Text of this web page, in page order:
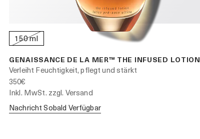
150 ml
GENAISSANCE DE LA MER™ THE INFUSED LOTION
Verleiht Feuchtigkeit, pflegt und stärkt
350€
Inkl. MwSt. zzgl. Versand
Nachricht Sobald Verfügbar